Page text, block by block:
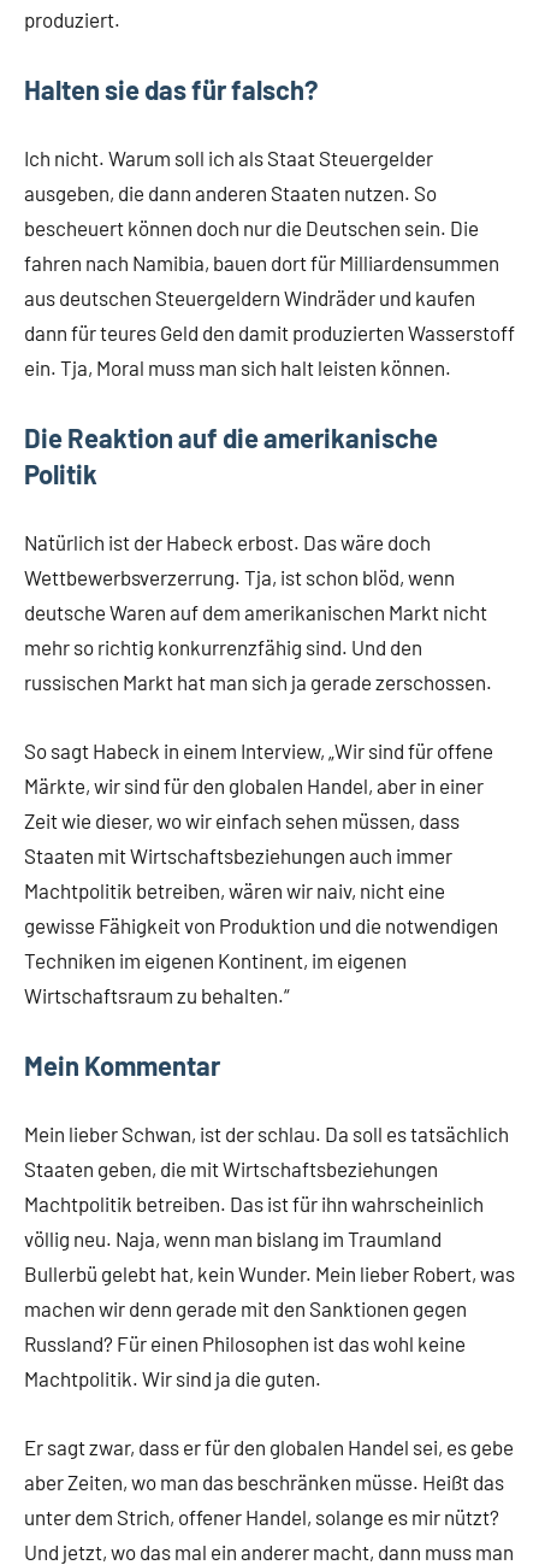
produziert.
Halten sie das für falsch?
Ich nicht. Warum soll ich als Staat Steuergelder
ausgeben, die dann anderen Staaten nutzen. So
bescheuert können doch nur die Deutschen sein. Die
fahren nach Namibia, bauen dort für Milliardensummen
aus deutschen Steuergeldern Windräder und kaufen
dann für teures Geld den damit produzierten Wasserstoff
ein. Tja, Moral muss man sich halt leisten können.
Die Reaktion auf die amerikanische
Politik
Natürlich ist der Habeck erbost. Das wäre doch
Wettbewerbsverzerrung. Tja, ist schon blöd, wenn
deutsche Waren auf dem amerikanischen Markt nicht
mehr so richtig konkurrenzfähig sind. Und den
russischen Markt hat man sich ja gerade zerschossen.
So sagt Habeck in einem Interview, „Wir sind für offene
Märkte, wir sind für den globalen Handel, aber in einer
Zeit wie dieser, wo wir einfach sehen müssen, dass
Staaten mit Wirtschaftsbeziehungen auch immer
Machtpolitik betreiben, wären wir naiv, nicht eine
gewisse Fähigkeit von Produktion und die notwendigen
Techniken im eigenen Kontinent, im eigenen
Wirtschaftsraum zu behalten.“
Mein Kommentar
Mein lieber Schwan, ist der schlau. Da soll es tatsächlich
Staaten geben, die mit Wirtschaftsbeziehungen
Machtpolitik betreiben. Das ist für ihn wahrscheinlich
völlig neu. Naja, wenn man bislang im Traumland
Bullerbü gelebt hat, kein Wunder. Mein lieber Robert, was
machen wir denn gerade mit den Sanktionen gegen
Russland? Für einen Philosophen ist das wohl keine
Machtpolitik. Wir sind ja die guten.
Er sagt zwar, dass er für den globalen Handel sei, es gebe
aber Zeiten, wo man das beschränken müsse. Heißt das
unter dem Strich, offener Handel, solange es mir nützt?
Und jetzt, wo das mal ein anderer macht, dann muss man